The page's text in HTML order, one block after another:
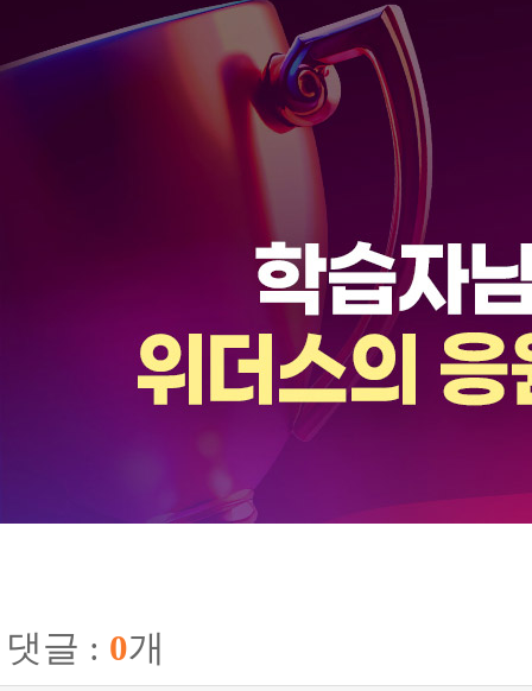
댓글 : 0개